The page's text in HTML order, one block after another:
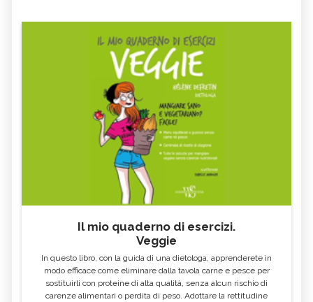
scuotere ogni tanto i barattolo. filtrare e
aggiungere ancora un po' di acqua fino ad
arrivare ad una gradazione di tra i 50-70° di
alcol. Per gli estratti idroalcolici il
procedimento è simile ma si utilizza anche
la glicerina alimentare. le dosi sono 25%
alcol, 25% glicerina alimentare (E422) , 50 %
acqua. Mettere le erbe in infusione x
almeno 1 mese, filtrare, imbottigliare. Buon
divertimento.
Il mio quaderno di esercizi.
Veggie
In questo libro, con la guida di una dietologa, apprenderete in
modo efficace come eliminare dalla tavola carne e pesce per
sostituirli con proteine di alta qualità, senza alcun rischio di
carenze alimentari o perdita di peso. Adottare la rettitudine